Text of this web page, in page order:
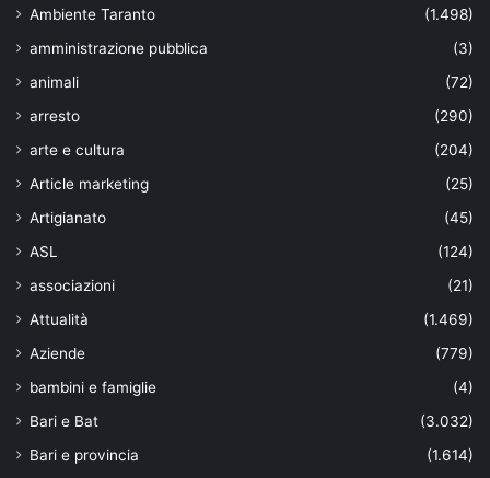
Ambiente Taranto
(1.498)
amministrazione pubblica
(3)
animali
(72)
arresto
(290)
arte e cultura
(204)
Article marketing
(25)
Artigianato
(45)
ASL
(124)
associazioni
(21)
Attualità
(1.469)
Aziende
(779)
bambini e famiglie
(4)
Bari e Bat
(3.032)
Bari e provincia
(1.614)